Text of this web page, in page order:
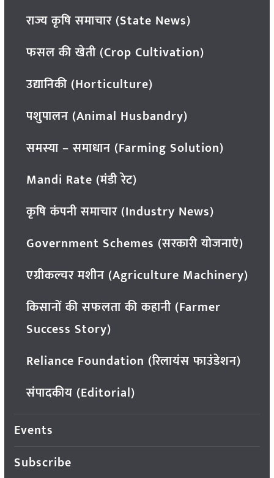
राज्य कृषि समाचार (State News)
फसल की खेती (Crop Cultivation)
उद्यानिकी (Horticulture)
पशुपालन (Animal Husbandry)
समस्या – समाधान (Farming Solution)
Mandi Rate (मंडी रेट)
कृषि कंपनी समाचार (Industry News)
Government Schemes (सरकारी योजनाएं)
एग्रीकल्चर मशीन (Agriculture Machinery)
किसानों की सफलता की कहानी (Farmer
Success Story)
Reliance Foundation (रिलायंस फाउंडेशन)
संपादकीय (Editorial)
Events
Subscribe